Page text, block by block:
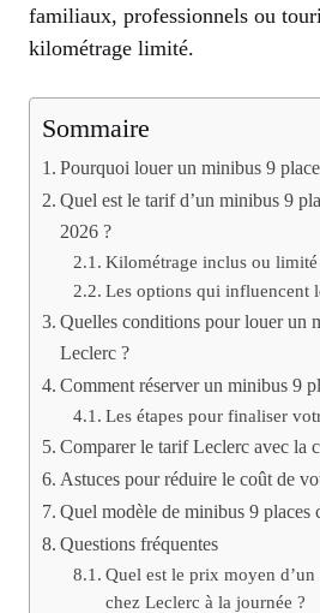
familiaux, professionnels ou
kilométrage limité.
Sommaire
Pourquoi louer un minibus 9
Quel est le tarif d’un minibus 9
2026 ?
Kilométrage inclus ou limité
Les options qui influencent
Quelles conditions pour louer un
Leclerc ?
Comment réserver un minibus 9
Les étapes pour finaliser
Comparer le tarif Leclerc avec la
Astuces pour réduire le coût de
Quel modèle de minibus 9 places
Questions fréquentes
Quel est le prix moyen
chez Leclerc à la journée ?